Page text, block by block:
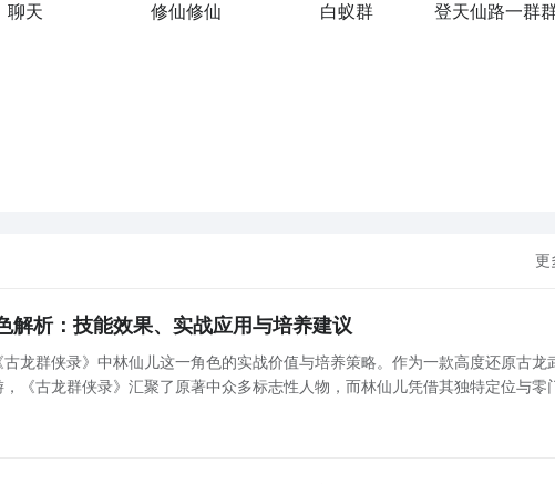
；寻找灵鬼捕捉，提高整体战力……还能呼朋引伴，召集好友一起地
聊天 修仙修仙 白蚁群
更
解析：技能效果、实战应用与培养建议
龙群侠录》中林仙儿这一角色的实战价值与培养策略。作为一款高度还原古龙
，《古龙群侠录》汇聚了原著中众多标志性人物，而林仙儿凭借其独特定位与零